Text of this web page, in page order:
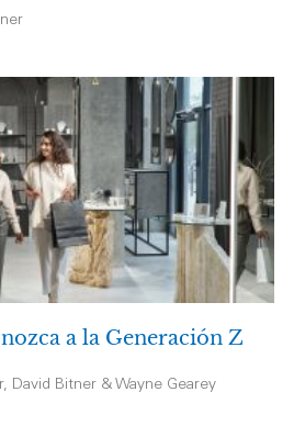
a la Generación Z
David Bitner & Wayne Gearey